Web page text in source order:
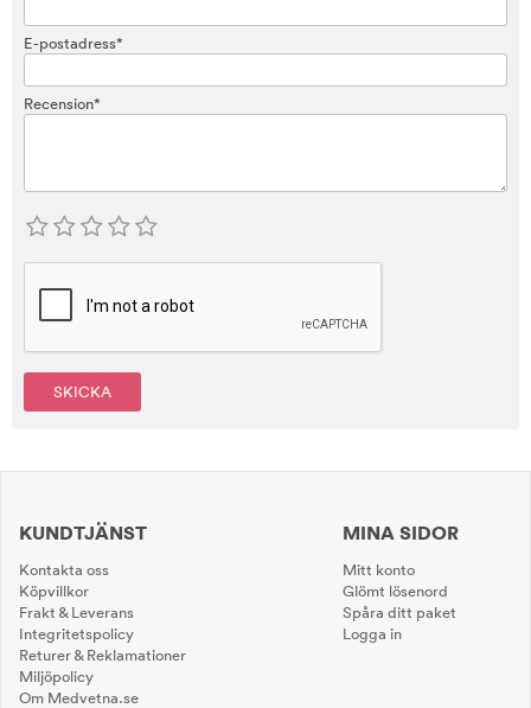
E-postadress*
Recension*
SKICKA
KUNDTJÄNST
Kontakta oss
Köpvillkor
Frakt & Leverans
Integritetspolicy
Returer & Reklamationer
Miljöpolicy
Om Medvetna.se
MINA SIDOR
Mitt konto
Glömt lösenord
Spåra ditt paket
Logga in